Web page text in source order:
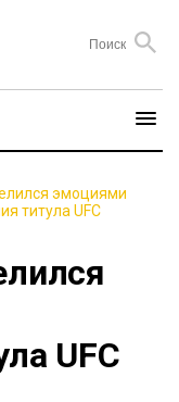
эмоциями
титула UFC
UFC